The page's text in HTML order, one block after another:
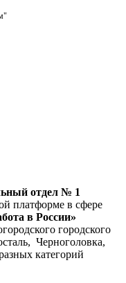
отдел № 1
платформе в сфере
в России»
городского
Черноголовка,
категорий